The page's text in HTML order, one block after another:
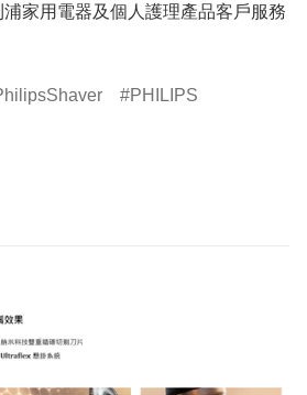
家用電器及個人護理產品客戶服務
PHILIPS